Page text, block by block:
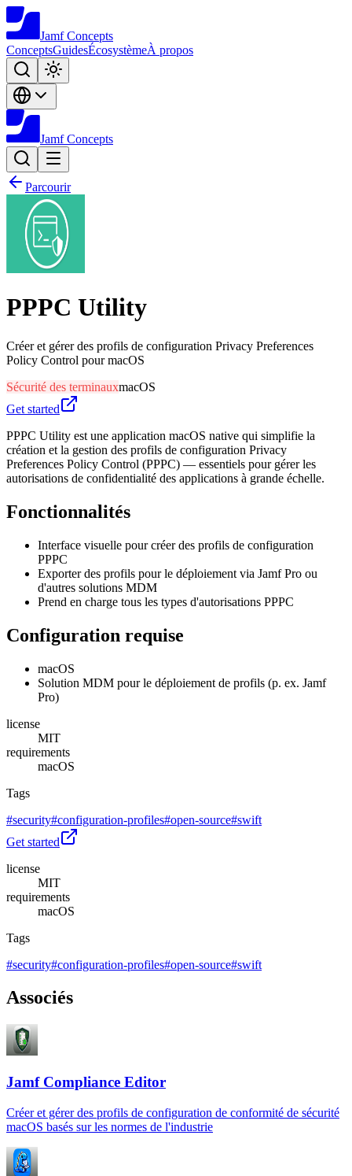
Jamf Concepts
ConceptsGuidesÉcosystèmeÀ propos
Jamf Concepts
Parcourir
PPPC Utility
Créer et gérer des profils de configuration Privacy Preferences
Policy Control pour macOS
Sécurité des terminauxmacOS
Get started
PPPC Utility est une application macOS native qui simplifie la
création et la gestion des profils de configuration Privacy
Preferences Policy Control (PPPC) — essentiels pour gérer les
autorisations de confidentialité des applications à grande échelle.
Fonctionnalités
Interface visuelle pour créer des profils de configuration
PPPC
Exporter des profils pour le déploiement via Jamf Pro ou
d'autres solutions MDM
Prend en charge tous les types d'autorisations PPPC
Configuration requise
macOS
Solution MDM pour le déploiement de profils (p. ex. Jamf
Pro)
license
MIT
requirements
macOS
Tags
#security#configuration-profiles#open-source#swift
Get started
license
MIT
requirements
macOS
Tags
#security#configuration-profiles#open-source#swift
Associés
Jamf Compliance Editor
Créer et gérer des profils de configuration de conformité de sécurité
macOS basés sur les normes de l'industrie